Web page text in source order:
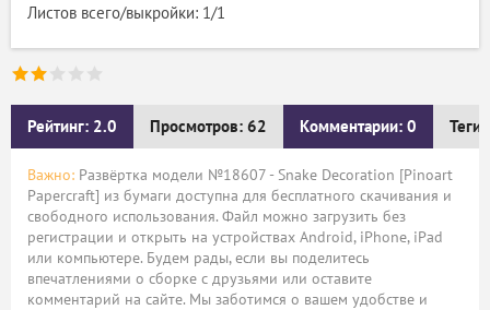
Листов всего/выкройки: 1/1
Рейтинг: 2.0 Просмотров: 62 Комментарии: 0 Теги:
Важно: Развёртка модели №18607 - Snake Decoration [Pinoart
Papercraft] из бумаги доступна для бесплатного скачивания и
свободного использования. Файл можно загрузить без
регистрации и открыть на устройствах Android, iPhone, iPad
или компьютере. Будем рады, если вы поделитесь
впечатлениями о сборке с друзьями или оставите
комментарий на сайте. Мы заботимся о вашем удобстве и